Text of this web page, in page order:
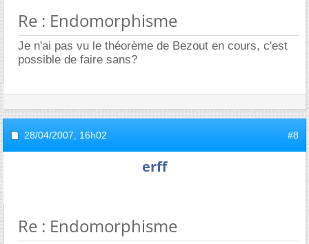
Re : Endomorphisme
Je n'ai pas vu le théorème de Bezout en cours, c'est
possible de faire sans?
28/04/2007, 16h02 #8
erff
Re : Endomorphisme